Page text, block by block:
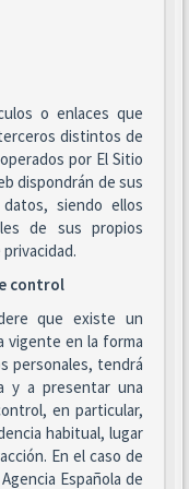
o enlaces que
distintos de
por El Sitio
dispondrán de sus
siendo ellos
de sus propios
control
que existe un
vigente en la forma
personales, tendrá
y a presentar una
en particular,
habitual, lugar
En el caso de
Española de